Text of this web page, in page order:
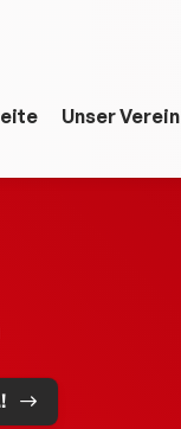
Unser Verein